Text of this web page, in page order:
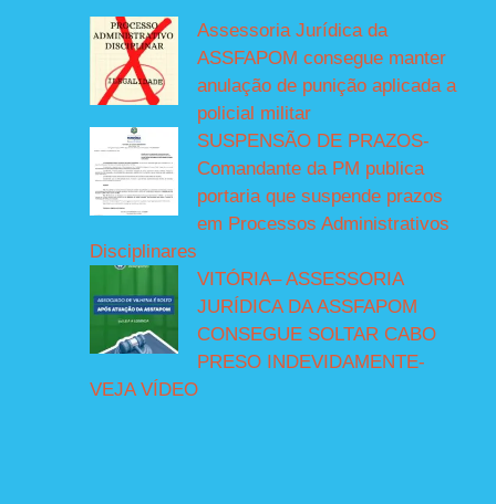
Assessoria Jurídica da
ASSFAPOM consegue manter
anulação de punição aplicada a
policial militar
SUSPENSÃO DE PRAZOS-
Comandante da PM publica
portaria que suspende prazos
em Processos Administrativos
Disciplinares
VITÓRIA– ASSESSORIA
JURÍDICA DA ASSFAPOM
CONSEGUE SOLTAR CABO
PRESO INDEVIDAMENTE-
VEJA VÍDEO